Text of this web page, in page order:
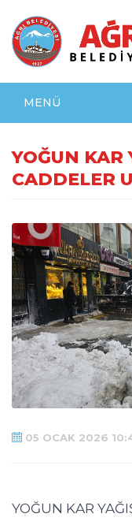
MENÜ
YOĞUN KAR
CADDELER
05 OCAK 2026
YOĞUN KAR